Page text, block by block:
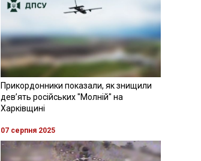
Прикордонники показали, як знищили
девʼять російських "Молній" на
Харківщині
07 серпня 2025